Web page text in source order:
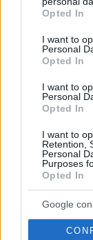
grant or deny
use your data
consent section.
Opted In
I want to
Personal
Opted In
I want to
Personal
Opted In
I want to
Retention,
Personal
Purposes
Opted In
Google
Είδος υπό
τα